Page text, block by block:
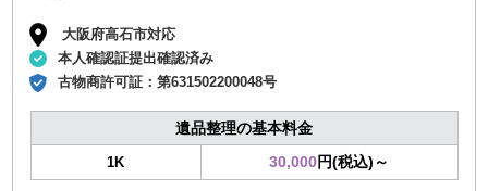
大阪府高石市対応
本人確認証提出確認済み
古物商許可証：第631502200048号
遺品整理の基本料金
1K 30,000円(税込)～